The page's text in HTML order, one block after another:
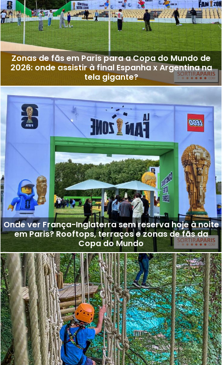
Zonas de fãs em Paris para a Copa do Mundo de
2026: onde assistir à final Espanha x Argentina na
tela gigante?
Onde ver França-Inglaterra sem reserva hoje à noite
em Paris? Rooftops, terraços e zonas de fãs da
Copa do Mundo